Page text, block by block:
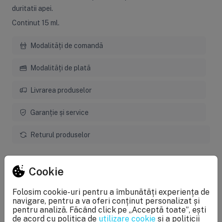
duritatii apei.
Continut 15 ml.
Modalități de comandă
Modalități de plată
Livrarea produselor
Garanție și service
Returul produselor
Specificații
Caracteristici generale
Cookie
Folosim cookie-uri pentru a îmbunătăți experiența de
navigare, pentru a va oferi conținut personalizat și
pentru analiză. Făcând click pe „Acceptă toate”, ești
de acord cu politica de utilizare cookie și a politicii